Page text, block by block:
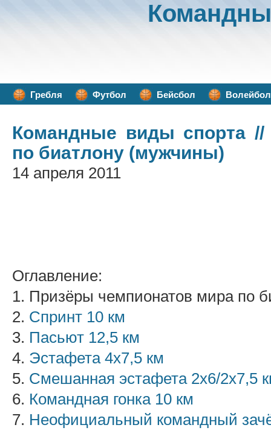
Гребля Футбол Бейсбол Волейбол
Командные виды спорта //
по биатлону (мужчины)
14 апреля 2011
Оглавление:
1. Призёры чемпионатов мира по
2. Спринт 10 км
3. Пасьют 12,5 км
4. Эстафета 4х7,5 км
5. Смешанная эстафета 2х6/2х7,5
6. Командная гонка 10 км
7. Неофициальный командный